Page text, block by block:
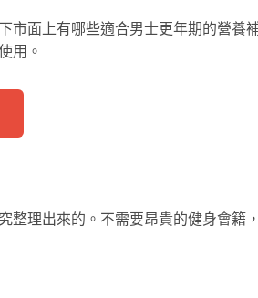
市面上有哪些適合男士更年期的營養
用。
整理出來的。不需要昂貴的健身會籍